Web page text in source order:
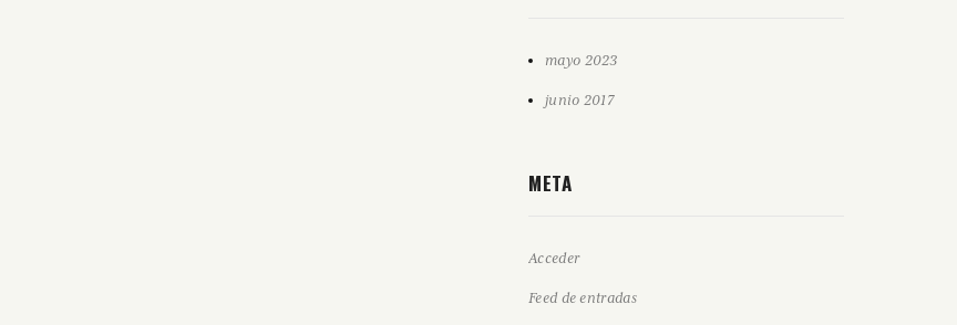
mayo 2023
junio 2017
META
Acceder
Feed de entradas